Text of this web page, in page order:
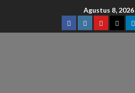
Agustus 8, 2026